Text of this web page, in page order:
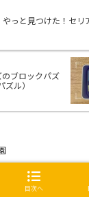
やっと見つけた！セリ
ブロックパズ
ル）
スポンサーリンク
目次へ